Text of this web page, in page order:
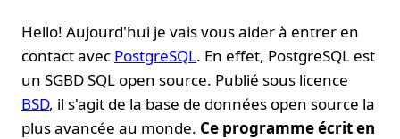
Hello! Aujourd'hui je vais vous aider à entrer en
contact avec PostgreSQL. En effet, PostgreSQL est
un SGBD SQL open source. Publié sous licence
BSD, il s'agit de la base de données open source la
plus avancée au monde. Ce programme écrit en